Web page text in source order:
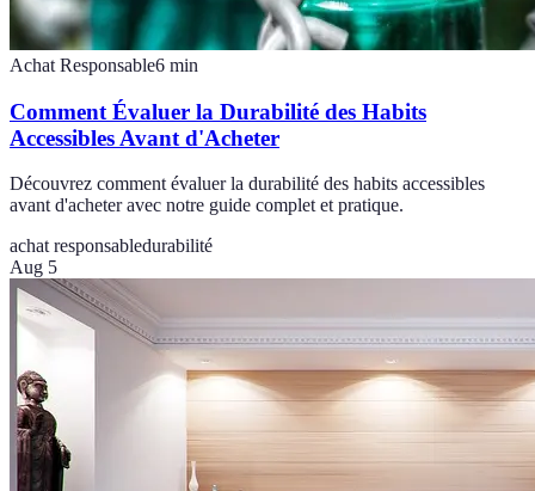
Achat Responsable6 min
Comment Évaluer la Durabilité des Habits
Accessibles Avant d'Acheter
Découvrez comment évaluer la durabilité des habits accessibles
avant d'acheter avec notre guide complet et pratique.
achat responsabledurabilité
Aug 5